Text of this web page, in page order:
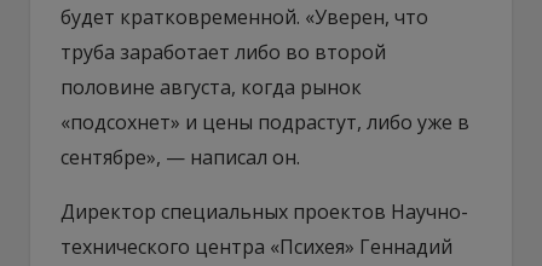
будет кратковременной. «Уверен, что
труба заработает либо во второй
половине августа, когда рынок
«подсохнет» и цены подрастут, либо уже в
сентябре», — написал он.
Директор специальных проектов Научно-
технического центра «Психея» Геннадий